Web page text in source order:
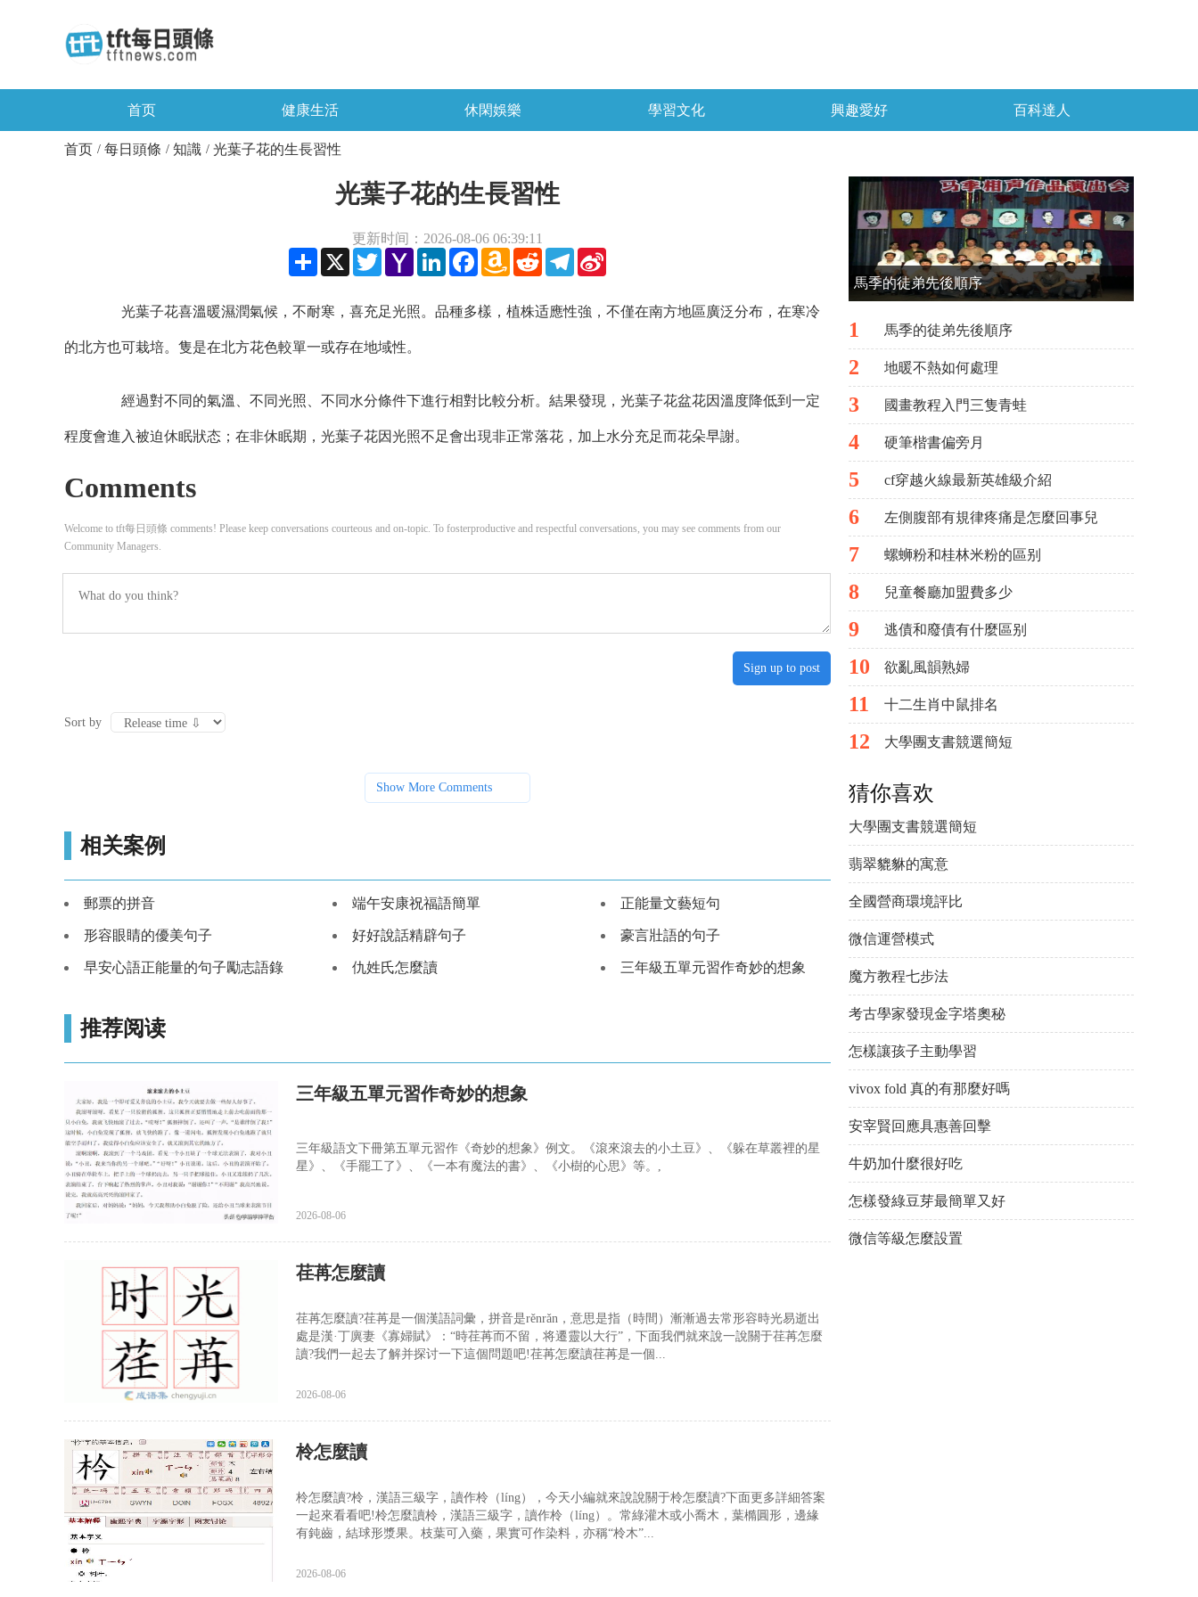
首页 健康生活 休閑娛樂 學習文化 興趣愛好 百科達人
首页 / 每日頭條 / 知識 / 光葉子花的生長習性
光葉子花的生長習性
更新时间：2026-08-06 06:39:11
Share X TwitterYahoo
Mail
LinkedInFacebookAmazon
Wish
Reddit Telegram
光葉子花喜溫暖濕潤氣候，不耐寒，喜充足光照。品種多樣，植株适應性強，不僅在南方地區廣泛分布，在寒冷
的北方也可栽培。隻是在北方花色較單一或存在地域性。
經過對不同的氣溫、不同光照、不同水分條件下進行相對比較分析。結果發現，光葉子花盆花因溫度降低到一定
程度會進入被迫休眠狀态；在非休眠期，光葉子花因光照不足會出現非正常落花，加上水分充足而花朵早謝。
Comments
Welcome to tft每日頭條 comments! Please keep conversations courteous and on-topic. To fosterproductive and respectful conversations, you may see comments from our
Community Managers.
Sign up to post
Sort by
Show More Comments
相关案例
郵票的拼音 端午安康祝福語簡單 正能量文藝短句
形容眼睛的優美句子 好好說話精辟句子 豪言壯語的句子
早安心語正能量的句子勵志語錄 仇姓氏怎麼讀 三年級五單元習作奇妙的想象
推荐阅读
三年級五單元習作奇妙的想象
三年級語文下冊第五單元習作《奇妙的想象》例文。《滾來滾去的小土豆》、《躲在草叢裡的星
星》、《手罷工了》、《一本有魔法的書》、《小樹的心思》等。,
2026-08-06
荏苒怎麼讀
荏苒怎麼讀?荏苒是一個漢語詞彙，拼音是rěnrǎn，意思是指（時間）漸漸過去常形容時光易逝出
處是漢·丁廙妻《寡婦賦》：“時荏苒而不留，将遷靈以大行”，下面我們就來說一說關于荏苒怎麼
讀?我們一起去了解并探讨一下這個問題吧!荏苒怎麼讀荏苒是一個...
2026-08-06
柃怎麼讀
柃怎麼讀?柃，漢語三級字，讀作柃（líng），今天小編就來說說關于柃怎麼讀?下面更多詳細答案
一起來看看吧!柃怎麼讀柃，漢語三級字，讀作柃（líng）。常綠灌木或小喬木，葉橢圓形，邊緣
有鈍齒，結球形漿果。枝葉可入藥，果實可作染料，亦稱“柃木”...
2026-08-06
馬季的徒弟先後順序
1 馬季的徒弟先後順序
2 地暖不熱如何處理
3 國畫教程入門三隻青蛙
4 硬筆楷書偏旁月
5 cf穿越火線最新英雄級介紹
6 左側腹部有規律疼痛是怎麼回事兒
7 螺蛳粉和桂林米粉的區别
8 兒童餐廳加盟費多少
9 逃債和廢債有什麼區别
10 欲亂風韻熟婦
11 十二生肖中鼠排名
12 大學團支書競選簡短
猜你喜欢
大學團支書競選簡短
翡翠貔貅的寓意
全國營商環境評比
微信運營模式
魔方教程七步法
考古學家發現金字塔奧秘
怎樣讓孩子主動學習
vivox fold 真的有那麼好嗎
安宰賢回應具惠善回擊
牛奶加什麼很好吃
怎樣發綠豆芽最簡單又好
微信等級怎麼設置